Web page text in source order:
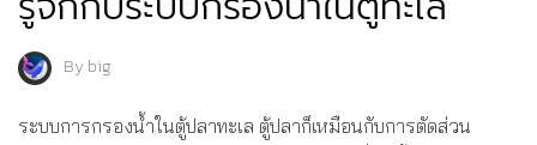
Bybig
ระบบการกรองน้ำในตู้ปลาทะเล ตู้ปลาก็เหมือนกับการตัดส่วน